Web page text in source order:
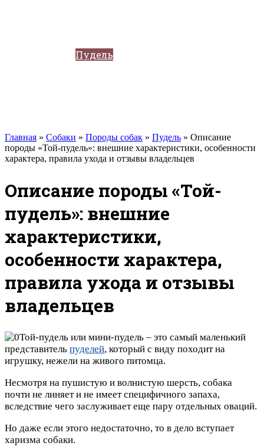
Пудель
Главная » Собаки » Породы собак » Пудель » Описание
породы «Той-пудель»: внешние характеристики, особенности
характера, правила ухода и отзывы владельцев
Описание породы «Той-
пудель»: внешние
характеристики,
особенности характера,
правила ухода и отзывы
владельцев
Той-пудель или мини-пудель – это самый маленький
представитель пуделей, который с виду походит на
игрушку, нежели на живого питомца.
Несмотря на пушистую и волнистую шерсть, собака
почти не линяет и не имеет специфичного запаха,
вследствие чего заслуживает еще пару отдельных оваций.
Но даже если этого недостаточно, то в дело вступает
харизма собаки.